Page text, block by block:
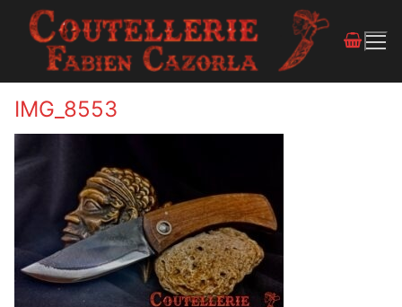
IMG_8553